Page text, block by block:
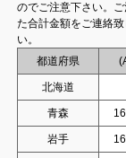
のでご注意下さい。
た合計金額をご連絡
い。
都道府県
北海道
青森
岩手